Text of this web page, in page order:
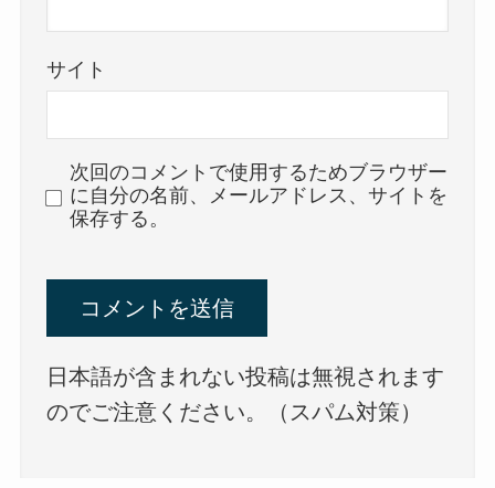
サイト
次回のコメントで使用するためブラウザー
に自分の名前、メールアドレス、サイトを
保存する。
日本語が含まれない投稿は無視されます
のでご注意ください。（スパム対策）